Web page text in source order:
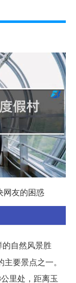
网友的困惑
的自然风景胜
要景点之一。
里处，距离玉